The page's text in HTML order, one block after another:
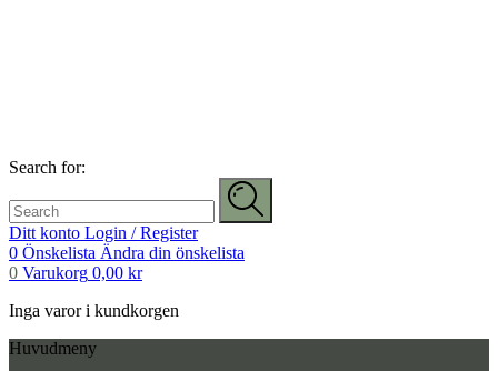
Search for:
Ditt konto Login / Register
0 Önskelista Ändra din önskelista
0 Varukorg 0,00 kr
Inga varor i kundkorgen
Huvudmeny